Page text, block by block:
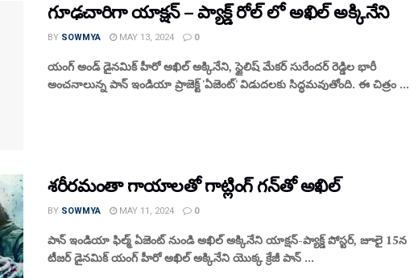
గూఢచారిగా యాక్షన్ – ప్యాక్డ్ రోల్ లో అఖిల్ అక్కినేని
BY SOWMYA MAY 13, 2024 0
యంగ్ అండ్ డైనమిక్ హీరో అఖిల్ అక్కినేని, స్టైలిష్ మేకర్ సురేందర్ రెడ్డిల భారీ
అంచనాలున్న పాన్ ఇండియా ప్రాజెక్ట్ 'ఏజెంట్' విడుదలకు సిద్ధమవుతోంది. ఈ చిత్రం ...
శరీరమంతా గాయాలతో గాట్లింగ్ గన్‌తో అఖిల్
BY SOWMYA MAY 11, 2024 0
పాన్ ఇండియా ఫిల్మ్ ఏజెంట్ నుండి అఖిల్ అక్కినేని యాక్షన్-ప్యాక్డ్ పోస్టర్, జూలై 15న
టీజర్ డైనమిక్ యంగ్ హీరో అఖిల్ అక్కినేని యొక్క క్రేజీ పాన్ ...